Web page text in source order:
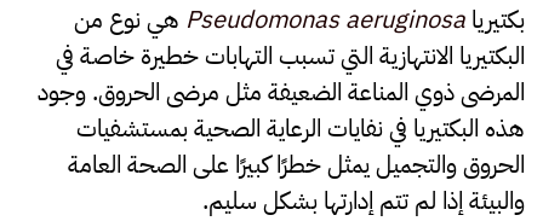
بكتيريا Pseudomonas aeruginosa هي نوع من
البكتيريا الانتهازية التي تسبب التهابات خطيرة خاصة في
المرضى ذوي المناعة الضعيفة مثل مرضى الحروق. وجود
هذه البكتيريا في نفايات الرعاية الصحية بمستشفيات
الحروق والتجميل يمثل خطرًا كبيرًا على الصحة العامة
والبيئة إذا لم تتم إدارتها بشكل سليم.